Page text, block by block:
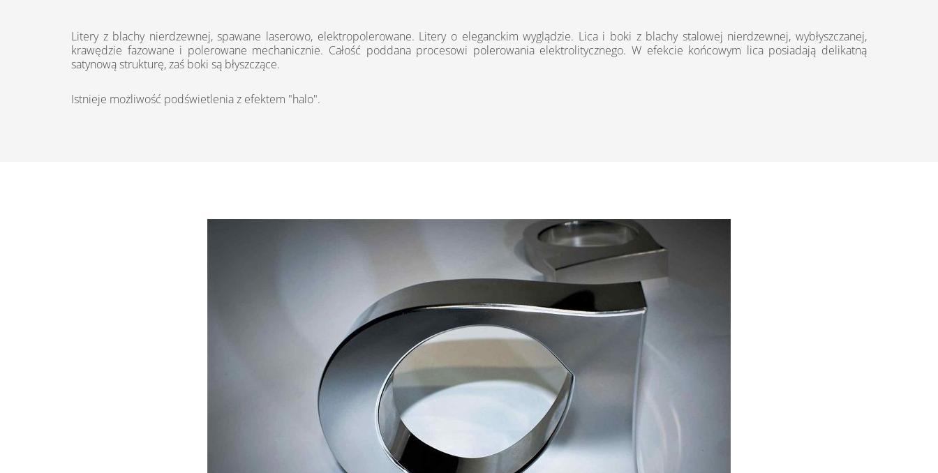
Litery z blachy nierdzewnej, spawane laserowo, elektropolerowane. Litery o eleganckim wyglądzie. Lica i boki z blachy stalowej nierdzewnej, wybłyszczanej,
krawędzie fazowane i polerowane mechanicznie. Całość poddana procesowi polerowania elektrolitycznego. W efekcie końcowym lica posiadają delikatną
satynową strukturę, zaś boki są błyszczące.
Istnieje możliwość podświetlenia z efektem "halo".